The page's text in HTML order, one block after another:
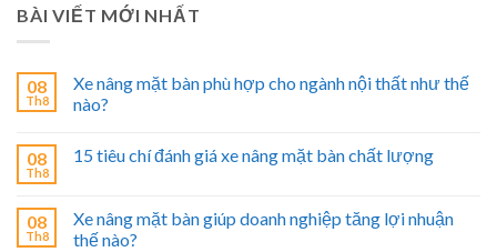
BÀI VIẾT MỚI NHẤT
08
Th8
Xe nâng mặt bàn phù hợp cho ngành nội thất như thế
nào?
08
Th8
15 tiêu chí đánh giá xe nâng mặt bàn chất lượng
08
Th8
Xe nâng mặt bàn giúp doanh nghiệp tăng lợi nhuận
thế nào?